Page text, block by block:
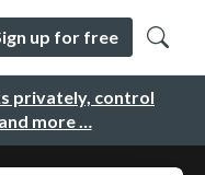
privately, control
more …
up for free